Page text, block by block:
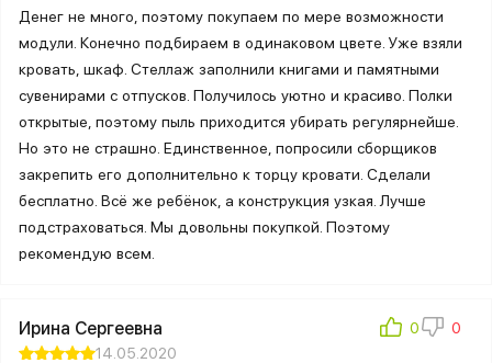
Денег не много, поэтому покупаем по мере возможности
модули. Конечно подбираем в одинаковом цвете. Уже взяли
кровать, шкаф. Стеллаж заполнили книгами и памятными
сувенирами с отпусков. Получилось уютно и красиво. Полки
открытые, поэтому пыль приходится убирать регулярнейше.
Но это не страшно. Единственное, попросили сборщиков
закрепить его дополнительно к торцу кровати. Сделали
бесплатно. Всё же ребёнок, а конструкция узкая. Лучше
подстраховаться. Мы довольны покупкой. Поэтому
рекомендую всем.
Ирина Сергеевна
14.05.2020